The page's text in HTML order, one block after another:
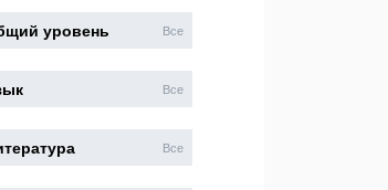
уровень Все
Все
Все